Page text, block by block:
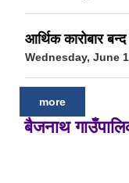
आर्थिक कारोबार
Wednesday, June
more
बैजनाथ